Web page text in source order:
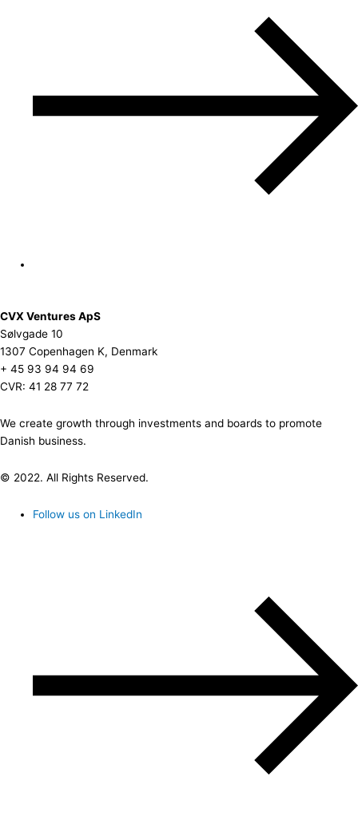
CVX Ventures ApS
Sølvgade 10
1307 Copenhagen K, Denmark
+ 45 93 94 94 69
CVR: 41 28 77 72
We create growth through investments and boards to promote
Danish business.
© 2022. All Rights Reserved.
Follow us on LinkedIn